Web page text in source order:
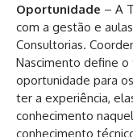
Oportunidade – A
com a gestão e
Consultorias.
Nascimento define
oportunidade para
ter a experiência,
conhecimento
conhecimento